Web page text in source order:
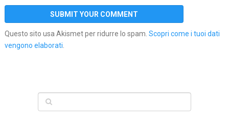
Questo sito usa Akismet per ridurre lo spam. Scopri come i tuoi dati
vengono elaborati.